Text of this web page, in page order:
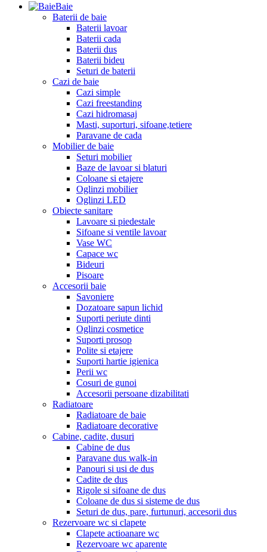
Baie
Baterii de baie
Baterii lavoar
Baterii cada
Baterii dus
Baterii bideu
Seturi de baterii
Cazi de baie
Cazi simple
Cazi freestanding
Cazi hidromasaj
Masti, suporturi, sifoane,tetiere
Paravane de cada
Mobilier de baie
Seturi mobilier
Baze de lavoar si blaturi
Coloane si etajere
Oglinzi mobilier
Oglinzi LED
Obiecte sanitare
Lavoare si piedestale
Sifoane si ventile lavoar
Vase WC
Capace wc
Bideuri
Pisoare
Accesorii baie
Savoniere
Dozatoare sapun lichid
Suporti periute dinti
Oglinzi cosmetice
Suporti prosop
Polite si etajere
Suporti hartie igienica
Perii wc
Cosuri de gunoi
Accesorii persoane dizabilitati
Radiatoare
Radiatoare de baie
Radiatoare decorative
Cabine, cadite, dusuri
Cabine de dus
Paravane dus walk-in
Panouri si usi de dus
Cadite de dus
Rigole si sifoane de dus
Coloane de dus si sisteme de dus
Seturi de dus, pare, furtunuri, accesorii dus
Rezervoare wc si clapete
Clapete actioanare wc
Rezervoare wc aparente